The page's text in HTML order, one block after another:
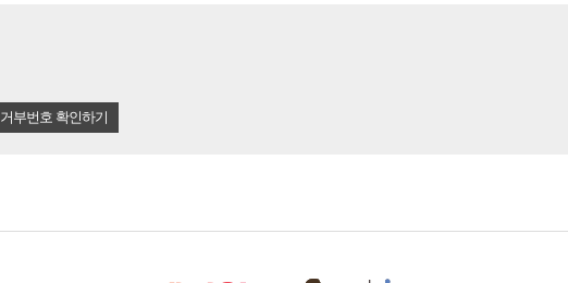
거부번호 확인하기